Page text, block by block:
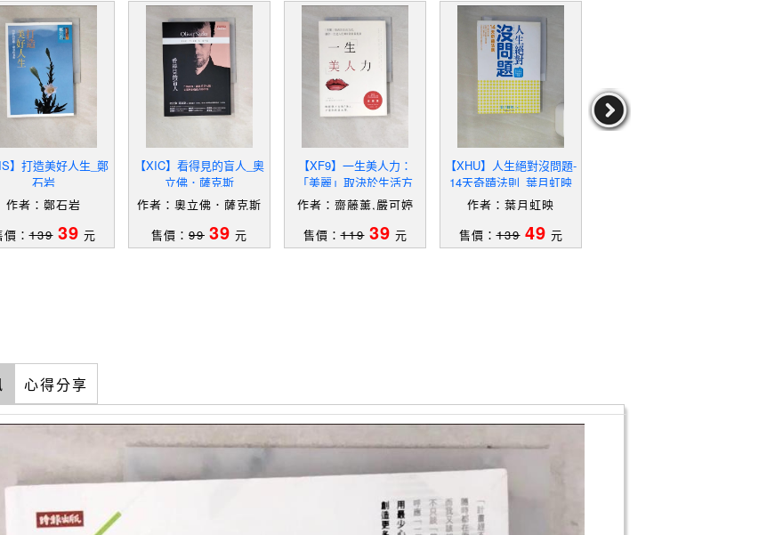
】打造美好人生_鄭
石岩
作者：鄭石岩
價：139 39 元
【XIC】看得見的盲人_奧
立佛．薩克斯
作者：奧立佛．薩克斯
售價： 99 39 元
【XF9】一生美人力：
「美麗」取決於生活方
式，讓你一生迷人的108
個氣質生活提案（二版）_
齋藤 薰, 嚴可婷
作者：齋藤薰,嚴可婷
售價：119 39 元
【XHU】人生絕對沒問題-
14天奇蹟法則_葉月虹映
作者：葉月虹映
售價：139 49 元
心得分享